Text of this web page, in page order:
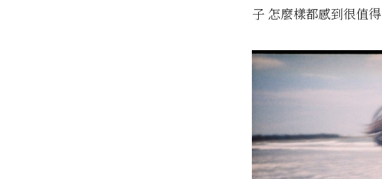
子 怎麼樣都感到很值得